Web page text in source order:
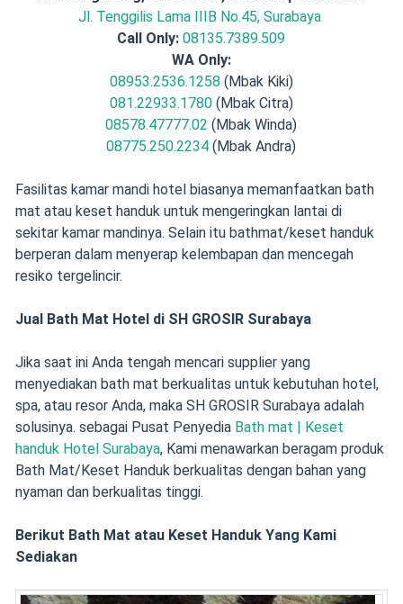
Jl. Tenggilis Lama IIIB No.45, Surabaya
Call Only: 08135.7389.509
WA Only:
08953.2536.1258 (Mbak Kiki)
081.22933.1780(Mbak Citra)
08578.47777.02 (Mbak Winda)
08775.250.2234 (Mbak Andra)
Fasilitas kamar mandi hotel biasanya memanfaatkan bath
mat atau keset handuk untuk mengeringkan lantai di
sekitar kamar mandinya. Selain itu bathmat/keset handuk
berperan dalam menyerap kelembapan dan mencegah
resiko tergelincir.
Jual Bath Mat Hotel di SH GROSIR Surabaya
Jika saat ini Anda tengah mencari supplier yang
menyediakan bath mat berkualitas untuk kebutuhan hotel,
spa, atau resor Anda, maka SH GROSIR Surabaya adalah
solusinya. sebagai Pusat Penyedia Bath mat | Keset
handuk Hotel Surabaya, Kami menawarkan beragam produk
Bath Mat/Keset Handuk berkualitas dengan bahan yang
nyaman dan berkualitas tinggi.
Berikut Bath Mat atau Keset Handuk Yang Kami
Sediakan